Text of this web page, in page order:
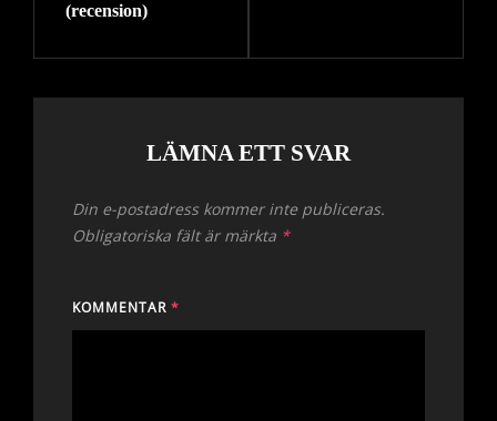
(recension)
LÄMNA ETT SVAR
Din e-postadress kommer inte publiceras.
Obligatoriska fält är märkta *
KOMMENTAR *